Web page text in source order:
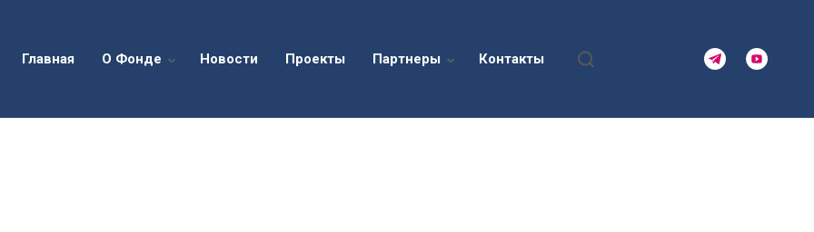
Главная О Фонде Новости Проекты Партнеры Контакты